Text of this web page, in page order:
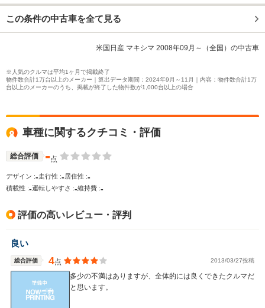
この条件の中古車を全て見る
米国日産 マキシマ 2008年09月～（全国）の中古車
※人気のクルマは平均1ヶ月で掲載終了
物件数合計1万台以上のメーカー｜算出データ期間：2024年9月～11月｜内容：物件数合計1万
台以上のメーカーのうち、掲載が終了した物件数が1,000台以上の場合
車種に関するクチコミ・評価
総合評価 -点
デザイン :-走行性 :- 居住性 :-
積載性 :-運転しやすさ :-維持費 :-
評価の高いレビュー・評判
良い
総合評価 4点 2013/03/27投稿
多少の不満はありますが、全体的には良くできたクルマだ
と思います。